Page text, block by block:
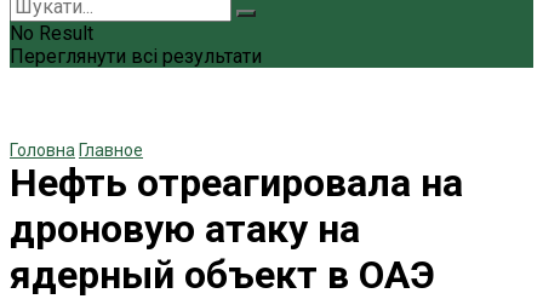
No Result
Переглянути всі результати
Головна Главное
Нефть отреагировала на
дроновую атаку на
ядерный объект в ОАЭ